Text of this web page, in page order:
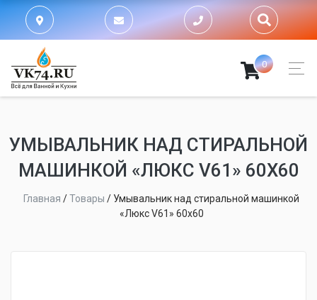
0
УМЫВАЛЬНИК НАД СТИРАЛЬНОЙ
МАШИНКОЙ «ЛЮКС V61» 60Х60
Главная /Товары / Умывальник над стиральной машинкой
«Люкс V61» 60х60